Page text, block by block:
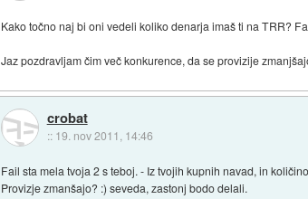
Kako točno naj bi oni vedeli koliko denarja imaš ti na TRR?
Jaz pozdravljam čim več konkurence, da se provizije
crobat
:: 19. nov 2011, 14:46
Fail sta mela tvoja 2 s teboj. - Iz tvojih kupnih navad, in
Provizje zmanšajo? :) seveda, zastonj bodo delali.